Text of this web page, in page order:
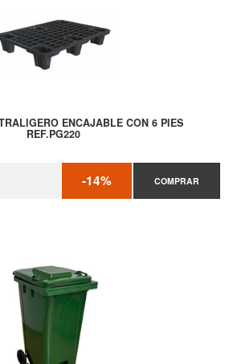
ENCAJABLE CON 6 PIES
REF.PG220
-14% COMPRAR